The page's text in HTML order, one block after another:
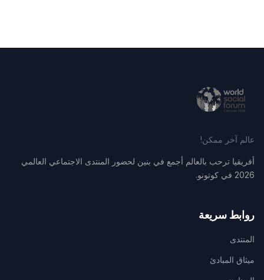
عالم آخر ممكن!
أفريقيا ترحب بالعالم أجمع في بنين لحضور المنتدى الاجتماعي العالمي
2026 في كوتونو.
روابط سريعة
المنتدى
ميثاق المبادئ